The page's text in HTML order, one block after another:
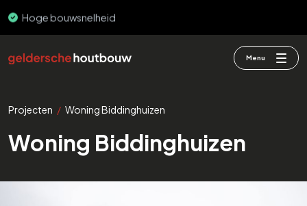
Hoge bouwsnelheid
PEFC & FSC
Menu
Projecten / Woning Biddinghuizen
Woning Biddinghuizen